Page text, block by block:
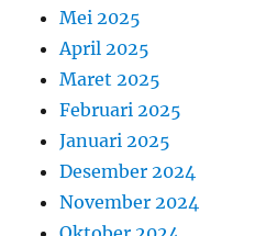
Mei 2025
April 2025
Maret 2025
Februari 2025
Januari 2025
Desember 2024
November 2024